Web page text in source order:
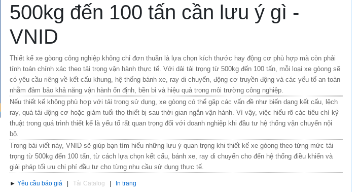
500kg đến 100 tấn cần lưu ý gì -
VNID
Thiết kế xe gòong công nghiệp không chỉ đơn thuần là lựa chọn kích thước hay động cơ phù hợp mà còn phải
tính toán chính xác theo tải trọng vận hành thực tế. Với dải tải trọng từ 500kg đến 100 tấn, mỗi loại xe gòong sẽ
có yêu cầu riêng về kết cấu khung, hệ thống bánh xe, ray di chuyển, động cơ truyền động và các yếu tố an toàn
nhằm đảm bảo khả năng vận hành ổn định, bền bỉ và hiệu quả trong môi trường công nghiệp.
Nếu thiết kế không phù hợp với tải trọng sử dụng, xe gòong có thể gặp các vấn đề như biến dạng kết cấu, lệch
ray, quá tải động cơ hoặc giảm tuổi thọ thiết bị sau thời gian ngắn vận hành. Vì vậy, việc hiểu rõ các tiêu chí kỹ
thuật trong quá trình thiết kế là yếu tố rất quan trọng đối với doanh nghiệp khi đầu tư hệ thống vận chuyển nội
bộ.
Trong bài viết này, VNID sẽ giúp bạn tìm hiểu những lưu ý quan trọng khi thiết kế xe gòong theo từng mức tải
trọng từ 500kg đến 100 tấn, từ cách lựa chọn kết cấu, bánh xe, ray di chuyển cho đến hệ thống điều khiển và
giải pháp tối ưu chi phí đầu tư cho từng nhu cầu sử dụng thực tế.
► Yêu cầu báo giá | Tải Catalog | In trang